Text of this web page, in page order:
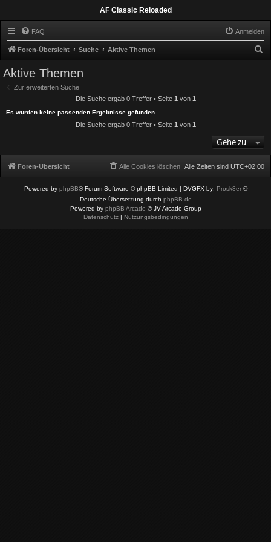
AF Classic Reloaded
FAQ Anmelden
Foren-Übersicht Suche Aktive Themen
Aktive Themen
Zur erweiterten Suche
Die Suche ergab 0 Treffer • Seite 1 von 1
Es wurden keine passenden Ergebnisse gefunden.
Die Suche ergab 0 Treffer • Seite 1 von 1
Gehe zu
Foren-Übersicht Alle Zeiten sind UTC+02:00
Alle Cookies löschen
Powered by phpBB® Forum Software © phpBB Limited | DVGFX by: Prosk8er©
Deutsche Übersetzung durch phpBB.de
Powered by phpBB Arcade © JV-Arcade Group
Datenschutz| Nutzungsbedingungen